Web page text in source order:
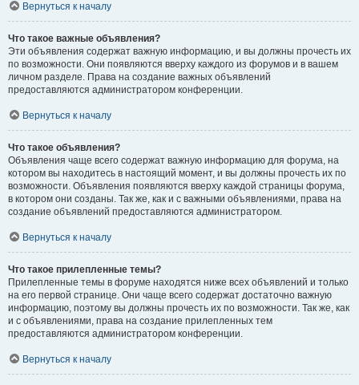
Вернуться к началу
Что такое важные объявления?
Эти объявления содержат важную информацию, и вы должны прочесть их
по возможности. Они появляются вверху каждого из форумов и в вашем
личном разделе. Права на создание важных объявлений
предоставляются администратором конференции.
Вернуться к началу
Что такое объявления?
Объявления чаще всего содержат важную информацию для форума, на
котором вы находитесь в настоящий момент, и вы должны прочесть их по
возможности. Объявления появляются вверху каждой страницы форума,
в котором они созданы. Так же, как и с важными объявлениями, права на
создание объявлений предоставляются администратором.
Вернуться к началу
Что такое прилепленные темы?
Прилепленные темы в форуме находятся ниже всех объявлений и только
на его первой странице. Они чаще всего содержат достаточно важную
информацию, поэтому вы должны прочесть их по возможности. Так же, как
и с объявлениями, права на создание прилепленных тем
предоставляются администратором конференции.
Вернуться к началу